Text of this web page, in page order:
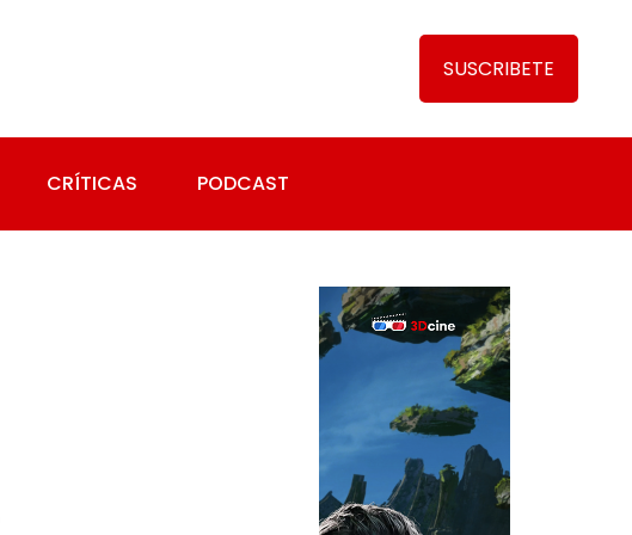
SUSCRIBETE
CRÍTICAS PODCAST